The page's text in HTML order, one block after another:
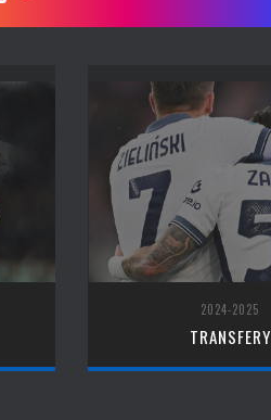
2024-2025
TRANSFERY